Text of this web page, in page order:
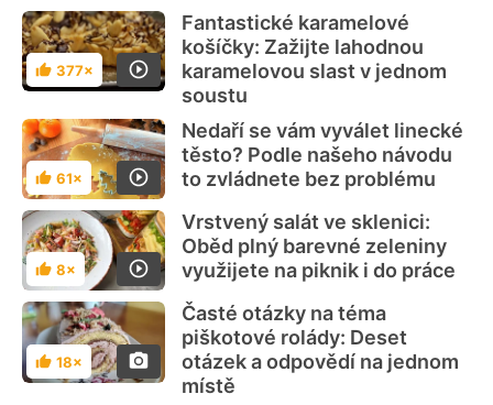
Hodnocení
377×
Fantastické karamelové
košíčky: Zažijte lahodnou
karamelovou slast v jednom
soustu
Hodnocení
61×
Nedaří se vám vyválet linecké
těsto? Podle našeho návodu
to zvládnete bez problému
Hodnocení
8×
Vrstvený salát ve sklenici:
Oběd plný barevné zeleniny
využijete na piknik i do práce
Hodnocení
18×
Časté otázky na téma
piškotové rolády: Deset
otázek a odpovědí na jednom
místě